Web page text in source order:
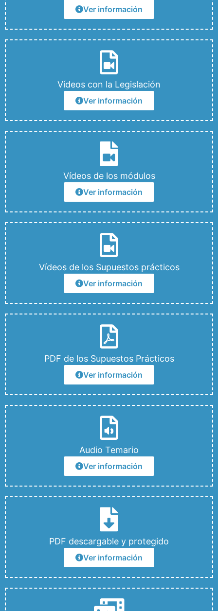
Ver información
Vídeos con la Legislación
Ver información
Vídeos de los módulos
Ver información
Vídeos de los Supuestos prácticos
Ver información
PDF de los Supuestos Prácticos
Ver información
Audio Temario
Ver información
PDF descargable y protegido
Ver información